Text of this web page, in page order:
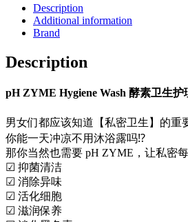
Description
Additional information
Brand
Description
pH ZYME Hygiene Wash 酵素卫生护
男女们都应该知道【私密卫生】的重
你能一天冲凉不用沐浴露吗⁉
那你当然也需要 pH ZYME，让私密
☑ 抑菌清洁
☑ 消除异味
☑ 活化细胞
☑ 滋润保养